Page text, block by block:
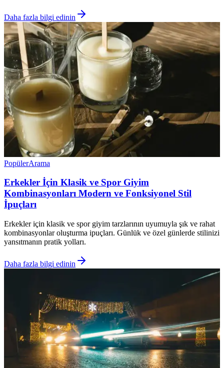
Daha fazla bilgi edinin
PopülerArama
Erkekler İçin Klasik ve Spor Giyim
Kombinasyonları Modern ve Fonksiyonel Stil
İpuçları
Erkekler için klasik ve spor giyim tarzlarının uyumuyla şık ve rahat
kombinasyonlar oluşturma ipuçları. Günlük ve özel günlerde stilinizi
yansıtmanın pratik yolları.
Daha fazla bilgi edinin